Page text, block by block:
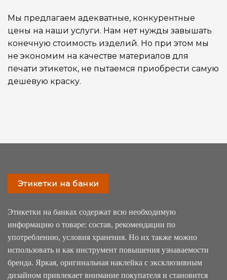
Мы предлагаем адекватные, конкурентные
цены на наши услуги. Нам нет нужды завышать
конечную стоимость изделий. Но при этом мы
не экономим на качестве материалов для
печати этикеток, не пытаемся приобрести самую
дешевую краску.
Этикетки на банки
Этикетки на банках содержат всю необходимую
информацию о товаре: состав, рекомендации по
употреблению, условия хранения. Но их также можно
использовать и как инструмент повышения узнаваемости
бренда. Яркая, оригинальная наклейка с эксклюзивным
дизайном привлекает внимание покупателя и становится